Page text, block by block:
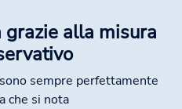
alla misura
sempre perfettamente
che si nota